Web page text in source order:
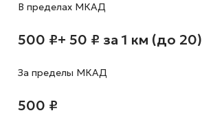
В пределах МКАД
500 ₽+ 50 ₽ за 1 км (до 20)
За пределы МКАД
500 ₽